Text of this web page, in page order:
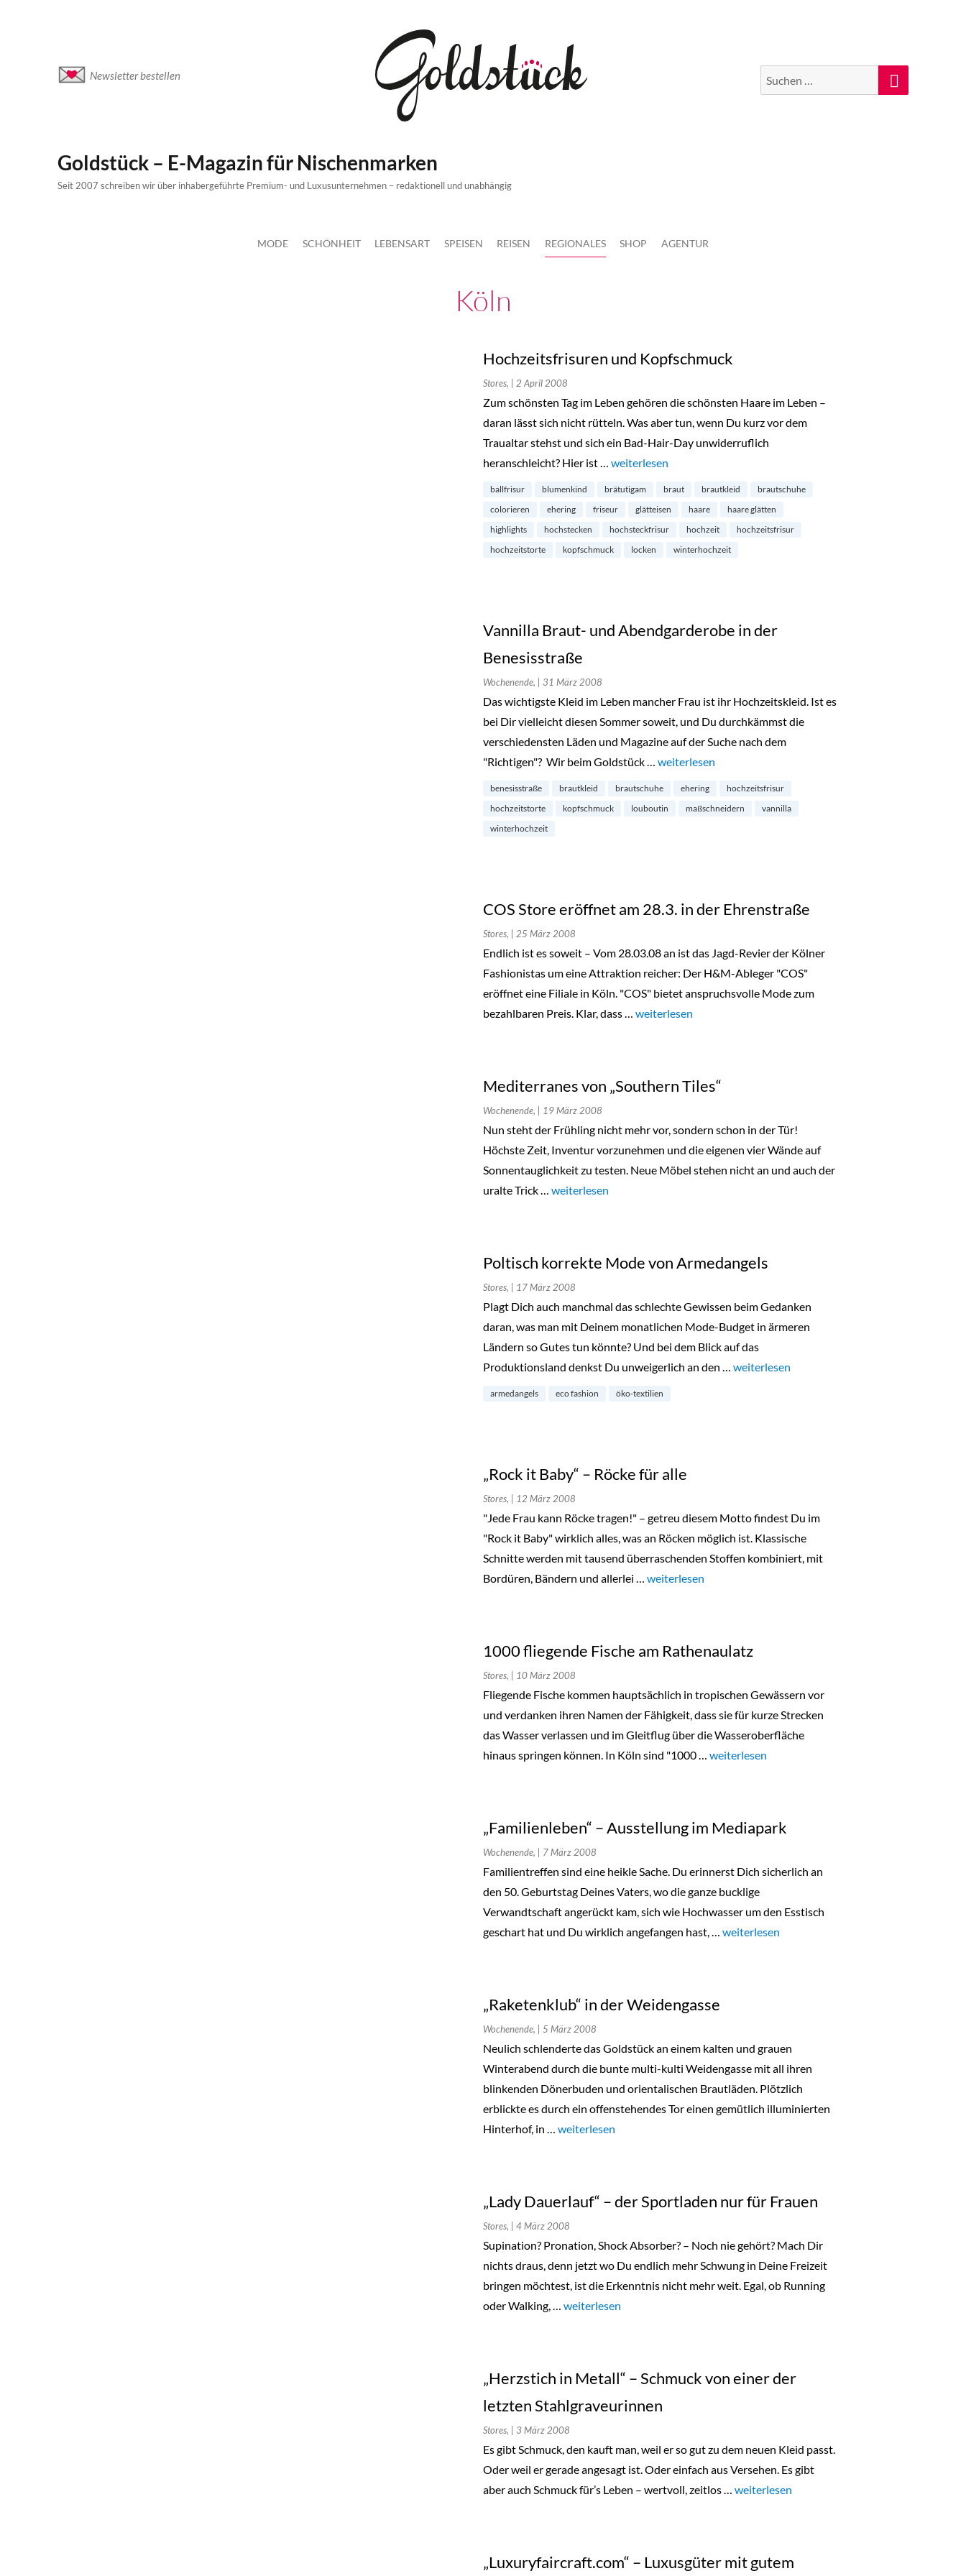
Newsletter bestellen
Suche
nach:
Suchen
Goldstück – E-Magazin für Nischenmarken
Seit 2007 schreiben wir über inhabergeführte Premium- und Luxusunternehmen – redaktionell und unabhängig
MODE SCHÖNHEIT LEBENSART SPEISEN REISEN REGIONALES SHOP AGENTUR
Köln
Hochzeitsfrisuren und Kopfschmuck
Stores, | 2 April 2008
Zum schönsten Tag im Leben gehören die schönsten Haare im Leben –
daran lässt sich nicht rütteln. Was aber tun, wenn Du kurz vor dem
Traualtar stehst und sich ein Bad-Hair-Day unwiderruflich
heranschleicht? Hier ist … „Hochzeitsfrisuren und Kopfschmuck“
weiterlesen
ballfrisur blumenkind brätutigam braut brautkleid
brautschuhe
colorieren
ehering friseur glätteisen haare
haare glätten
highlights
hochstecken hochsteckfrisur hochzeit
hochzeitsfrisur
hochzeitstorte
kopfschmuck locken winterhochzeit
Vannilla Braut- und Abendgarderobe in der
Benesisstraße
Wochenende, | 31 März 2008
Das wichtigste Kleid im Leben mancher Frau ist ihr Hochzeitskleid. Ist es
bei Dir vielleicht diesen Sommer soweit, und Du durchkämmst die
verschiedensten Läden und Magazine auf der Suche nach dem
"Richtigen"? Wir beim Goldstück … „Vannilla Braut- und Abendgarderobe in der Benesisstraße“
weiterlesen
benesisstraße brautkleid brautschuhe ehering
hochzeitsfrisur
hochzeitstorte
kopfschmuck louboutin maßschneidern
vannilla
winterhochzeit
COS Store eröffnet am 28.3. in der Ehrenstraße
Stores, | 25 März 2008
Endlich ist es soweit – Vom 28.03.08 an ist das Jagd-Revier der Kölner
Fashionistas um eine Attraktion reicher: Der H&M-Ableger "COS"
eröffnet eine Filiale in Köln. "COS" bietet anspruchsvolle Mode zum
bezahlbaren Preis. Klar, dass … „COS Store eröffnet am 28.3. in der Ehrenstraße“
weiterlesen
Mediterranes von „Southern Tiles“
Wochenende, | 19 März 2008
Nun steht der Frühling nicht mehr vor, sondern schon in der Tür!
Höchste Zeit, Inventur vorzunehmen und die eigenen vier Wände auf
Sonnentauglichkeit zu testen. Neue Möbel stehen nicht an und auch der
uralte Trick … „Mediterranes von „Southern Tiles““
weiterlesen
Poltisch korrekte Mode von Armedangels
Stores, | 17 März 2008
Plagt Dich auch manchmal das schlechte Gewissen beim Gedanken
daran, was man mit Deinem monatlichen Mode-Budget in ärmeren
Ländern so Gutes tun könnte? Und bei dem Blick auf das
Produktionsland denkst Du unweigerlich an den … „Poltisch korrekte Mode von Armedangels“
weiterlesen
armedangels eco fashion öko-textilien
„Rock it Baby“ – Röcke für alle
Stores, | 12 März 2008
"Jede Frau kann Röcke tragen!" – getreu diesem Motto findest Du im
"Rock it Baby" wirklich alles, was an Röcken möglich ist. Klassische
Schnitte werden mit tausend überraschenden Stoffen kombiniert, mit
Bordüren, Bändern und allerlei … „„Rock it Baby“ – Röcke für alle“
weiterlesen
1000 fliegende Fische am Rathenaulatz
Stores, | 10 März 2008
Fliegende Fische kommen hauptsächlich in tropischen Gewässern vor
und verdanken ihren Namen der Fähigkeit, dass sie für kurze Strecken
das Wasser verlassen und im Gleitflug über die Wasseroberfläche
hinaus springen können. In Köln sind "1000 … „1000 fliegende Fische am Rathenaulatz“
weiterlesen
„Familienleben“ – Ausstellung im Mediapark
Wochenende, | 7 März 2008
Familientreffen sind eine heikle Sache. Du erinnerst Dich sicherlich an
den 50. Geburtstag Deines Vaters, wo die ganze bucklige
Verwandtschaft angerückt kam, sich wie Hochwasser um den Esstisch
geschart hat und Du wirklich angefangen hast, … „„Familienleben“ – Ausstellung im Mediapark“
weiterlesen
„Raketenklub“ in der Weidengasse
Wochenende, | 5 März 2008
Neulich schlenderte das Goldstück an einem kalten und grauen
Winterabend durch die bunte multi-kulti Weidengasse mit all ihren
blinkenden Dönerbuden und orientalischen Brautläden. Plötzlich
erblickte es durch ein offenstehendes Tor einen gemütlich illuminierten
Hinterhof, in … „„Raketenklub“ in der Weidengasse“
weiterlesen
„Lady Dauerlauf“ – der Sportladen nur für Frauen
Stores, | 4 März 2008
Supination? Pronation, Shock Absorber? – Noch nie gehört? Mach Dir
nichts draus, denn jetzt wo Du endlich mehr Schwung in Deine Freizeit
bringen möchtest, ist die Erkenntnis nicht mehr weit. Egal, ob Running
oder Walking, … „„Lady Dauerlauf“ – der Sportladen nur für Frauen“
weiterlesen
„Herzstich in Metall“ – Schmuck von einer der
letzten Stahlgraveurinnen
Stores, | 3 März 2008
Es gibt Schmuck, den kauft man, weil er so gut zu dem neuen Kleid passt.
Oder weil er gerade angesagt ist. Oder einfach aus Versehen. Es gibt
aber auch Schmuck für’s Leben – wertvoll, zeitlos … „„Herzstich in Metall“ – Schmuck von einer
weiterlesen
„Luxuryfaircraft.com“ – Luxusgüter mit gutem